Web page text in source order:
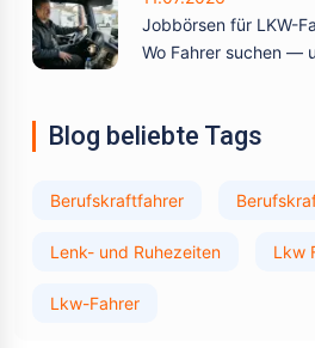
Jobbörsen für LKW-
Wo Fahrer suchen —
Blog beliebte Tags
Berufskraftfahrer
Lenk- und Ruhezeiten Lkw
Lkw-Fahrer